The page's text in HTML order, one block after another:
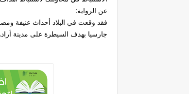
عن الرواية:
فقد وقعت في البلاد أحداث عنيفة
جارسيا بهدف السيطرة على مدينة